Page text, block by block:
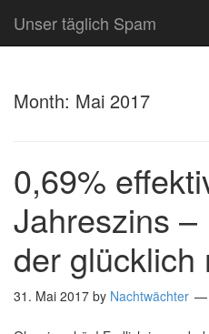
Unser täglich Spam
Month: Mai 2017
0,69%
Jahreszins
der glücklich
31. Mai 2017 by Nachtwächter